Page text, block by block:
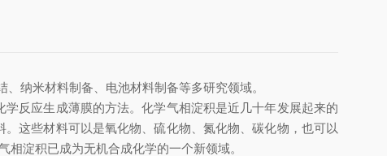
纳米材料制备、电池材料制备等多研究领域。
反应生成薄膜的方法。化学气相淀积是近几十年发展起来的
这些材料可以是氧化物、硫化物、氮化物、碳化物，也可以
淀积已成为无机合成化学的一个新领域。